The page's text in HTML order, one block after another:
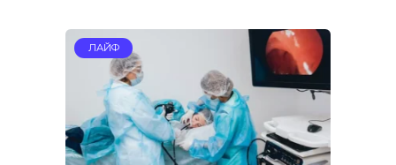
ЛАЙФ